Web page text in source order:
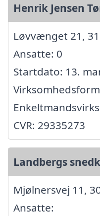
Henrik Jensen
Løvvænget 21,
Ansatte: 0
Startdato: 13.
CVR: 29335273
Landbergs
Mjølnersvej 11,
Ansatte: